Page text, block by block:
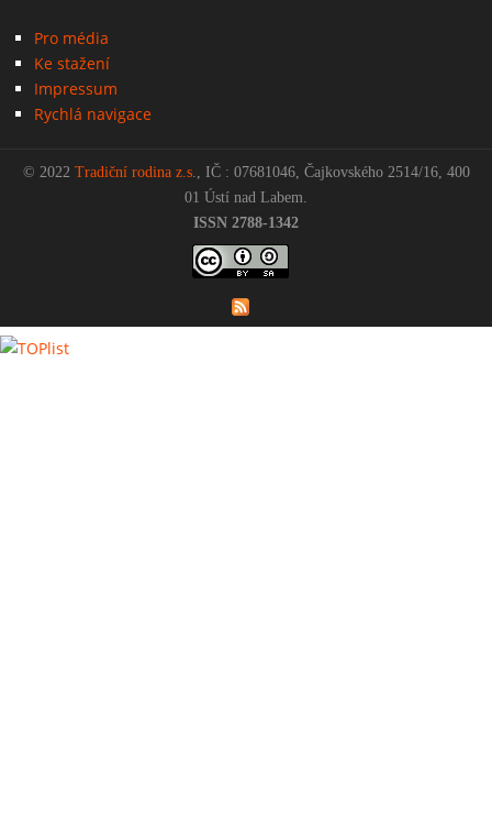
Pro média
Ke stažení
Impressum
Rychlá navigace
© 2022 Tradiční rodina z.s., IČ : 07681046, Čajkovského 2514/16, 400
01 Ústí nad Labem.
ISSN 2788-1342